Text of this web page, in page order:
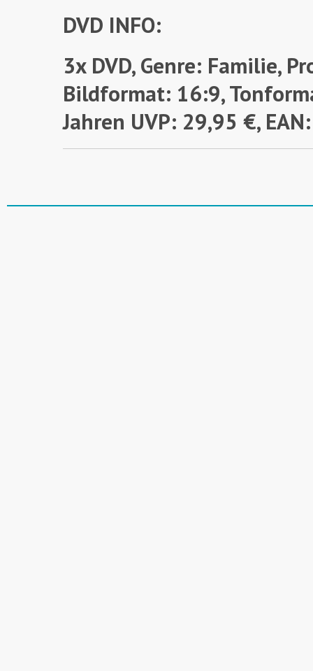
DVD INFO:
3x DVD, Genre: Familie,
Bildformat: 16:9,
Jahren UVP: 29,95 €,